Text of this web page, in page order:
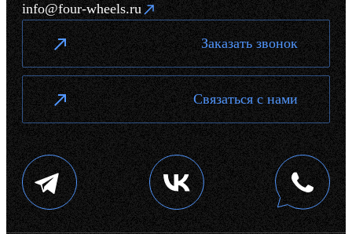
info@four-wheels.ru
Заказать звонок
Связаться с нами